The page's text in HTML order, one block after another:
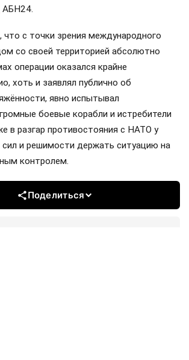
АБН24.
с точки зрения международного
со своей территорией абсолютно
операции оказался крайне
хоть и заявлял публично об
явно испытывал
боевые корабли и истребители
в разгар противостояния с НАТО у
и решимости держать ситуацию на
контролем.
Поделиться